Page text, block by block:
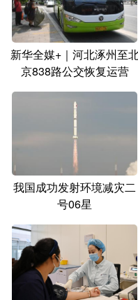
新华全媒+｜河北涿州至
京838路公交恢复运营
我国成功发射环境减灾二
号06星